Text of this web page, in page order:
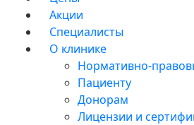
Акции
Специалисты
О клинике
Нормативно-
Пациенту
Донорам
Лицензии и